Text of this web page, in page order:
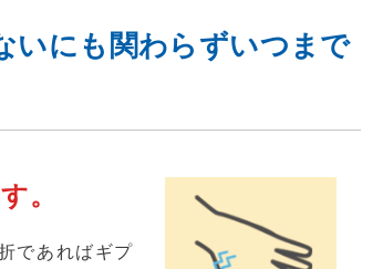
いにも関わらずいつまで
。
であればギプ